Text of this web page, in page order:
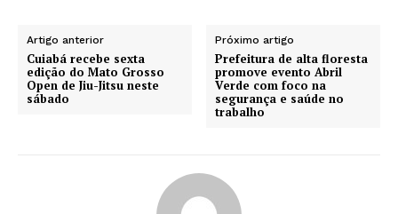
Artigo anterior
Cuiabá recebe sexta
edição do Mato Grosso
Open de Jiu-Jitsu neste
sábado
Próximo artigo
Prefeitura de alta floresta
promove evento Abril
Verde com foco na
segurança e saúde no
trabalho